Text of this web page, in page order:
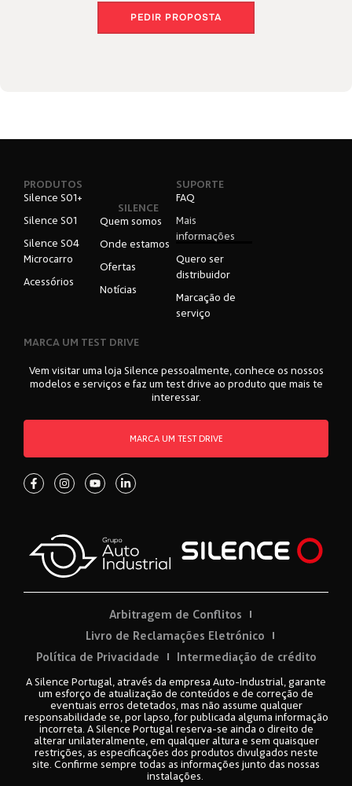
PEDIR PROPOSTA
PRODUTOS
Silence S01+
Silence S01
Silence S04
Microcarro
Acessórios
SILENCE
Quem somos
Onde estamos
Ofertas
Notícias
SUPORTE
FAQ
Mais
informações
Quero ser
distribuidor
Marcação de
serviço
MARCA UM TEST DRIVE
Vem visitar uma loja Silence pessoalmente, conhece os nossos
modelos e serviços e faz um test drive ao produto que mais te
interessar.
MARCA UM TEST DRIVE
Arbitragem de Conflitos
Livro de Reclamações Eletrónico
Política de Privacidade
Intermediação de crédito
A Silence Portugal, através da empresa Auto-Industrial, garante
um esforço de atualização de conteúdos e de correção de
eventuais erros detetados, mas não assume qualquer
responsabilidade se, por lapso, for publicada alguma informação
incorreta. A Silence Portugal reserva-se ainda o direito de
alterar unilateralmente, em qualquer altura e sem quaisquer
restrições, as especificações dos produtos divulgados neste
site. Confirme sempre todas as informações junto das nossas
instalações.